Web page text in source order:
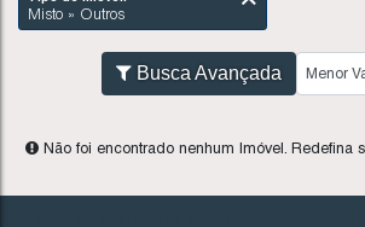
Tipo de Imóvel:
Busca Avançada